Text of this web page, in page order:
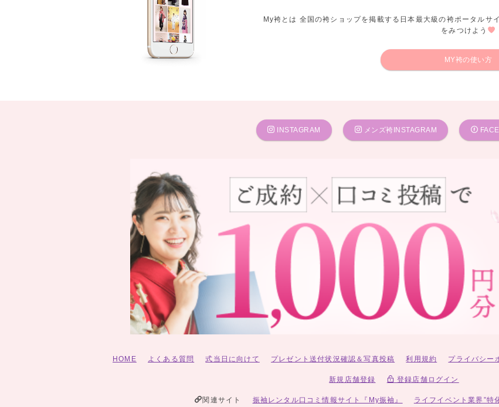
My袴とは 全国の袴ショップを掲載する日本最大級の袴ポータルサ
をみつけよう
MY袴の使い方
INSTAGRAM メンズ袴INSTAGRAM
HOME よくある質問 式当日に向けて プレゼント送付状況確認＆写真投稿 利用規約 プライバシー
新規店舗登録 登録店舗ログイン
関連サイト 振袖レンタル口コミ情報サイト『My振袖』 ライフイベント業界”特